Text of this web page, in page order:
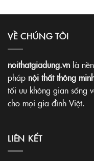
VỀ CHÚNG TÔI
noithatgiadung.vn là
pháp nội thất thông
tối ưu không gian sống
cho mọi gia đình Việt.
LIÊN KẾT